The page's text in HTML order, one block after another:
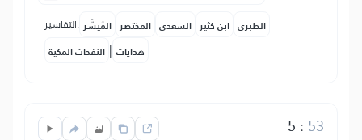
التفاسير: المُيسَّر المختصر السعدي ابن كثير الطبري
النفحات المكية | هدايات
5 : 53